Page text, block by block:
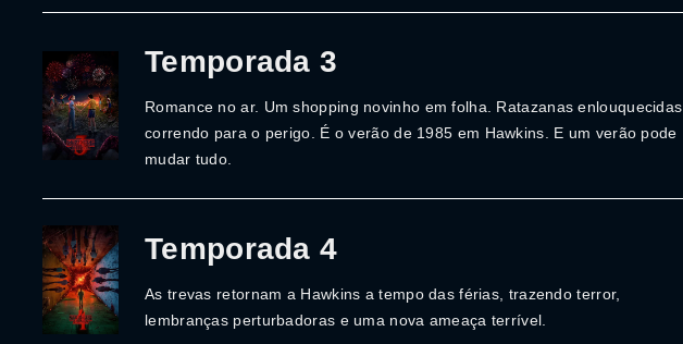
Temporada 3
Romance no ar. Um shopping novinho em folha. Ratazanas enlouquecidas
correndo para o perigo. É o verão de 1985 em Hawkins. E um verão pode
mudar tudo.
Temporada 4
As trevas retornam a Hawkins a tempo das férias, trazendo terror,
lembranças perturbadoras e uma nova ameaça terrível.